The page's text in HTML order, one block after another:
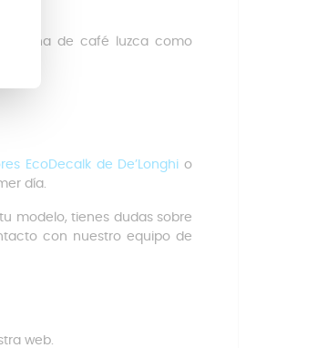
de café luzca como
EcoDecalk de De’Longhi o
día.
modelo, tienes dudas sobre
con nuestro equipo de
web.